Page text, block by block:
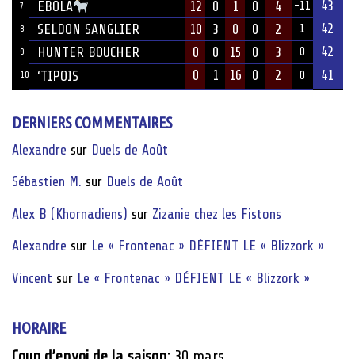
7 EBOLA 12 0 1 0 4 -11 43
8 SELDON SANGLIER 10 3 0 0 2 1 42
9 HUNTER BOUCHER 0 0 15 0 3 0 42
10 ‘TIPOIS 0 1 16 0 2 0 41
DERNIERS COMMENTAIRES
Alexandre sur Duels de Août
Sébastien M. sur Duels de Août
Alex B (Khornadiens) sur Zizanie chez les Fistons
Alexandre sur Le « Frontenac » DÉFIENT LE « Blizzork »
Vincent sur Le « Frontenac » DÉFIENT LE « Blizzork »
HORAIRE